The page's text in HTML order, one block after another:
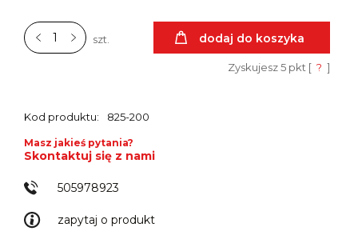
szt. dodaj do koszyka
Zyskujesz5pkt [ ? ]
Kod produktu: 825-200
zapytaj o produkt
Masz jakieś pytania?
Skontaktuj się z nami
505978923